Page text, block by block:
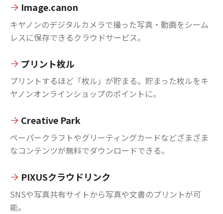
Image.canon
キヤノンのデジタルカメラで撮った写真・動画をシーム
レスに保存できるクラウドサービス。
プリント枚ル
プリントするほど「枚ル」が貯まる。貯まった枚ルをキ
ヤノンオンラインショップのポイントに。
Creative Park
ペーパークラフトやグリーティングカードなどざまざま
なコンテンツが無料でダウンロードできる。
PIXUSクラウドリンク
SNSや写真共有サイトから写真や文書のプリントが可
能。